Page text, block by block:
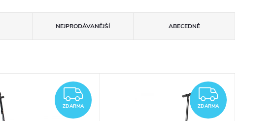
NEJPRODÁVANĚJŠÍ ABECEDNĚ
ZDARMA
ZDARMA ZDARMA